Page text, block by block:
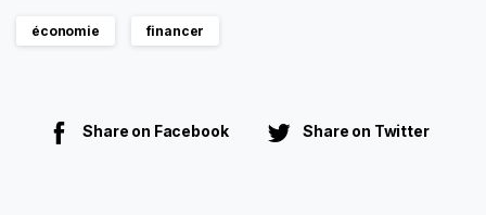
économie financer
Share on Facebook Share on Twitter